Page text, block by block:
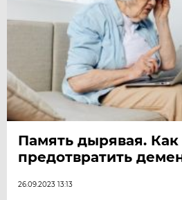
Память дырявая. Как
предотвратить
26.09.2023 13:13